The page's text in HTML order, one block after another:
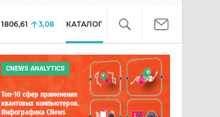
1806,61 3,08 КАТАЛОГ
CNEWS ANALYTICS
Топ-10 сфер применения
квантовых компьютеров.
Инфографика CNews